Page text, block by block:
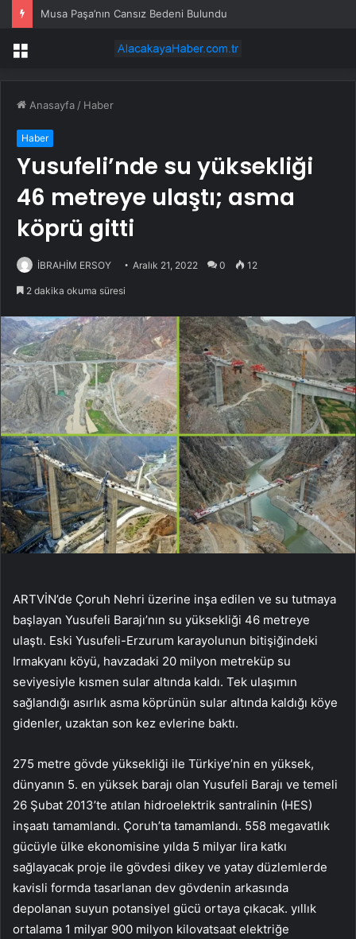
Musa Paşa’nın Cansız Bedeni Bulundu
Menü
Anasayfa / Haber
Haber
Yusufeli’nde su yüksekliği
46 metreye ulaştı; asma
köprü gitti
İBRAHİM ERSOY Aralık 21, 2022 0 12
2 dakika okuma süresi
ARTVİN’de Çoruh Nehri üzerine inşa edilen ve su tutmaya
başlayan Yusufeli Barajı’nın su yüksekliği 46 metreye
ulaştı. Eski Yusufeli-Erzurum karayolunun bitişiğindeki
Irmakyanı köyü, havzadaki 20 milyon metreküp su
seviyesiyle kısmen sular altında kaldı. Tek ulaşımın
sağlandığı asırlık asma köprünün sular altında kaldığı köye
gidenler, uzaktan son kez evlerine baktı.
275 metre gövde yüksekliği ile Türkiye’nin en yüksek,
dünyanın 5. en yüksek barajı olan Yusufeli Barajı ve temeli
26 Şubat 2013’te atılan hidroelektrik santralinin (HES)
inşaatı tamamlandı. Çoruh’ta tamamlandı. 558 megavatlık
gücüyle ülke ekonomisine yılda 5 milyar lira katkı
sağlayacak proje ile gövdesi dikey ve yatay düzlemlerde
kavisli formda tasarlanan dev gövdenin arkasında
depolanan suyun potansiyel gücü ortaya çıkacak. yıllık
ortalama 1 milyar 900 milyon kilovatsaat elektriğe